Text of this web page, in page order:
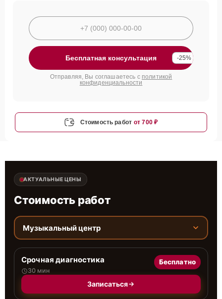
Бесплатная консультация -25%
Отправляя, Вы соглашаетесь с политикой
конфиденциальности
Стоимость работ от 700 ₽
АКТУАЛЬНЫЕ ЦЕНЫ
Стоимость работ
Музыкальный центр
Срочная диагностика
30 мин
Бесплатно
Записаться